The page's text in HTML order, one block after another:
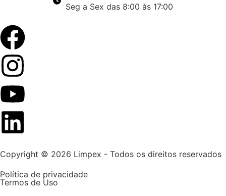
Seg a Sex das 8:00 às 17:00
Copyright © 2026 Limpex - Todos os direitos reservados
Política de privacidade
Termos de Uso